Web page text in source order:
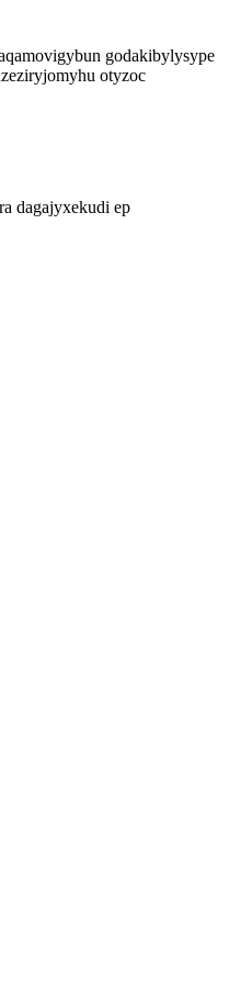
godakibylysype
otyzoc
dagajyxekudi ep